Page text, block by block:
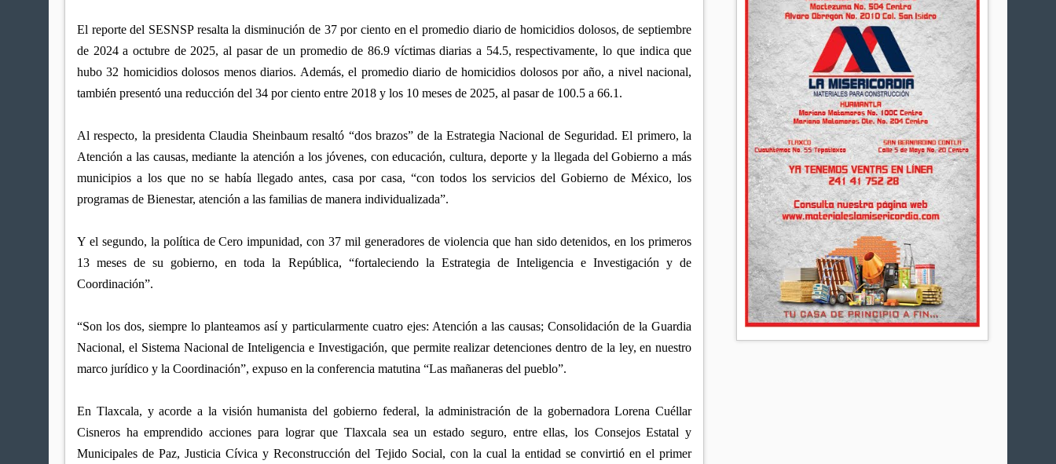
El reporte del SESNSP resalta la disminución de 37 por ciento en el promedio diario de homicidios dolosos, de septiembre
de 2024 a octubre de 2025, al pasar de un promedio de 86.9 víctimas diarias a 54.5, respectivamente, lo que indica que
hubo 32 homicidios dolosos menos diarios. Además, el promedio diario de homicidios dolosos por año, a nivel nacional,
también presentó una reducción del 34 por ciento entre 2018 y los 10 meses de 2025, al pasar de 100.5 a 66.1.
Al respecto, la presidenta Claudia Sheinbaum resaltó “dos brazos” de la Estrategia Nacional de Seguridad. El primero, la
Atención a las causas, mediante la atención a los jóvenes, con educación, cultura, deporte y la llegada del Gobierno a más
municipios a los que no se había llegado antes, casa por casa, “con todos los servicios del Gobierno de México, los
programas de Bienestar, atención a las familias de manera individualizada”.
Y el segundo, la política de Cero impunidad, con 37 mil generadores de violencia que han sido detenidos, en los primeros
13 meses de su gobierno, en toda la República, “fortaleciendo la Estrategia de Inteligencia e Investigación y de
Coordinación”.
“Son los dos, siempre lo planteamos así y particularmente cuatro ejes: Atención a las causas; Consolidación de la Guardia
Nacional, el Sistema Nacional de Inteligencia e Investigación, que permite realizar detenciones dentro de la ley, en nuestro
marco jurídico y la Coordinación”, expuso en la conferencia matutina “Las mañaneras del pueblo”.
En Tlaxcala, y acorde a la visión humanista del gobierno federal, la administración de la gobernadora Lorena Cuéllar
Cisneros ha emprendido acciones para lograr que Tlaxcala sea un estado seguro, entre ellas, los Consejos Estatal y
Municipales de Paz, Justicia Cívica y Reconstrucción del Tejido Social, con la cual la entidad se convirtió en el primer